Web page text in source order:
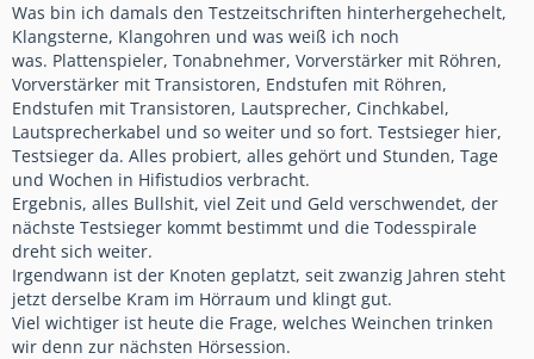
Was bin ich damals den Testzeitschriften hinterhergehechelt,
Klangsterne, Klangohren und was weiß ich noch
was. Plattenspieler, Tonabnehmer, Vorverstärker mit Röhren,
Vorverstärker mit Transistoren, Endstufen mit Röhren,
Endstufen mit Transistoren, Lautsprecher, Cinchkabel,
Lautsprecherkabel und so weiter und so fort. Testsieger hier,
Testsieger da. Alles probiert, alles gehört und Stunden, Tage
und Wochen in Hifistudios verbracht.
Ergebnis, alles Bullshit, viel Zeit und Geld verschwendet, der
nächste Testsieger kommt bestimmt und die Todesspirale
dreht sich weiter.
Irgendwann ist der Knoten geplatzt, seit zwanzig Jahren steht
jetzt derselbe Kram im Hörraum und klingt gut.
Viel wichtiger ist heute die Frage, welches Weinchen trinken
wir denn zur nächsten Hörsession.